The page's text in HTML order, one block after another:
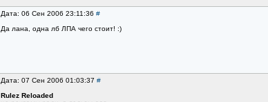
Дата: 06 Сен 2006 23:11:36 #
Да лана, одна лб ЛПА чего стоит! :)
Дата: 07 Сен 2006 01:03:37 #
Rulez Reloaded